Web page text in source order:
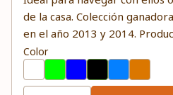
de la casa. Colección
en el año 2013 y 2014.
Color